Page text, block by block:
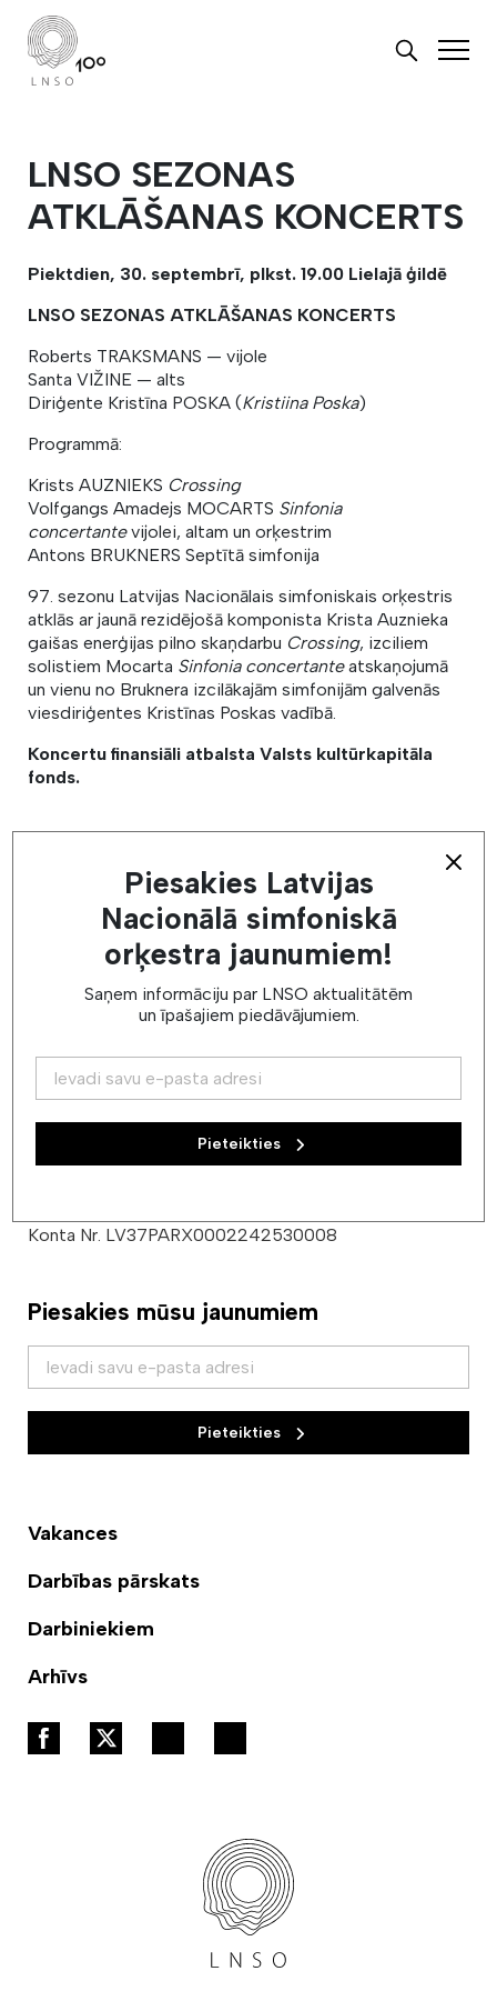
LNSO SEZONAS
ATKLĀŠANAS KONCERTS
Piektdien, 30. septembrī, plkst. 19.00 Lielajā ģildē
LNSO SEZONAS ATKLĀŠANAS KONCERTS
Roberts TRAKSMANS — vijole
Santa VIŽINE — alts
Diriģente Kristīna POSKA (Kristiina Poska)
Programmā:
Krists AUZNIEKS Crossing
Volfgangs Amadejs MOCARTS Sinfonia
concertantevijolei, altam un orķestrim
Antons BRUKNERS Septītā simfonija
97. sezonu Latvijas Nacionālais simfoniskais orķestris
atklās ar jaunā rezidējošā komponista Krista Auznieka
gaišas enerģijas pilno skaņdarbu Crossing, izciliem
solistiem Mocarta Sinfonia concertanteatskaņojumā
un vienu no Bruknera izcilākajām simfonijām galvenās
viesdiriģentes Kristīnas Poskas vadībā.
Koncertu finansiāli atbalsta Valsts kultūrkapitāla
fonds.
Kontakti
Tel.: + (371) 67224850, Biļešu kase: + (371) 67213643
Juridiskā adrese: Amatu 6, Rīga, LV-1050
Reģ. Nr.: 40003373615, PVN maksātāja Nr.
Konta Nr. LV37PARX0002242530008
Piesakies mūsu jaunumiem
Pieteikties
Vakances
Darbības pārskats
Darbiniekiem
Arhīvs
Piesakies Latvijas
Nacionālā simfoniskā
orķestra jaunumiem!
Saņem informāciju par LNSO aktualitātēm
un īpašajiem piedāvājumiem.
Pieteikties